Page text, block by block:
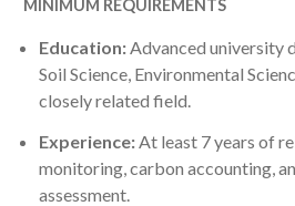
MINIMUM REQUIREMENTS
Education:Advanced university
Soil Science, Environmental
closely related field.
Experience:At least 7 years of
monitoring, carbon accounting,
assessment.